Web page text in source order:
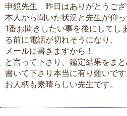
申鏡先生 昨日はありがとうござ
本人から聞いた状況と先生が仰っ
1番お聞きしたい事を後にしてし
る前に電話が切れそうになり、
メールに書きますから！
と言って下さり、鑑定結果をま
書いて下さり本当に有り難いです
お人柄も素晴らしい先生です。